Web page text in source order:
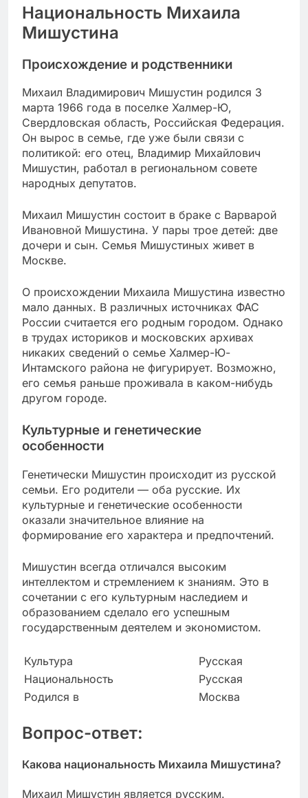
Национальность Михаила
Мишустина
Происхождение и родственники
Михаил Владимирович Мишустин родился 3
марта 1966 года в поселке Халмер-Ю,
Свердловская область, Российская Федерация.
Он вырос в семье, где уже были связи с
политикой: его отец, Владимир Михайлович
Мишустин, работал в региональном совете
народных депутатов.
Михаил Мишустин состоит в браке с Варварой
Ивановной Мишустина. У пары трое детей: две
дочери и сын. Семья Мишустиных живет в
Москве.
О происхождении Михаила Мишустина известно
мало данных. В различных источниках ФАС
России считается его родным городом. Однако
в трудах историков и московских архивах
никаких сведений о семье Халмер-Ю-
Интамского района не фигурирует. Возможно,
его семья раньше проживала в каком-нибудь
другом городе.
Культурные и генетические
особенности
Генетически Мишустин происходит из русской
семьи. Его родители — оба русские. Их
культурные и генетические особенности
оказали значительное влияние на
формирование его характера и предпочтений.
Мишустин всегда отличался высоким
интеллектом и стремлением к знаниям. Это в
сочетании с его культурным наследием и
образованием сделало его успешным
государственным деятелем и экономистом.
Культура
Русская
Национальность
Русская
Родился в
Москва
Вопрос-ответ:
Какова национальность Михаила Мишустина?
Михаил Мишустин является русским.